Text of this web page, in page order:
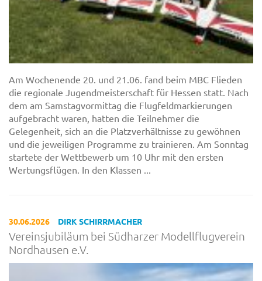
Am Wochenende 20. und 21.06. fand beim MBC Flieden
die regionale Jugendmeisterschaft für Hessen statt. Nach
dem am Samstagvormittag die Flugfeldmarkierungen
aufgebracht waren, hatten die Teilnehmer die
Gelegenheit, sich an die Platzverhältnisse zu gewöhnen
und die jeweiligen Programme zu trainieren. Am Sonntag
startete der Wettbewerb um 10 Uhr mit den ersten
Wertungsflügen. In den Klassen ...
30.06.2026 DIRK SCHIRRMACHER
Vereinsjubiläum bei Südharzer Modellflugverein
Nordhausen e.V.